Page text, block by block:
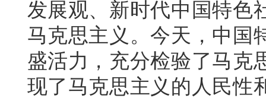
发展观、新时代中国特色
马克思主义。今天，中国
盛活力，充分检验了马克
现了马克思主义的人民性